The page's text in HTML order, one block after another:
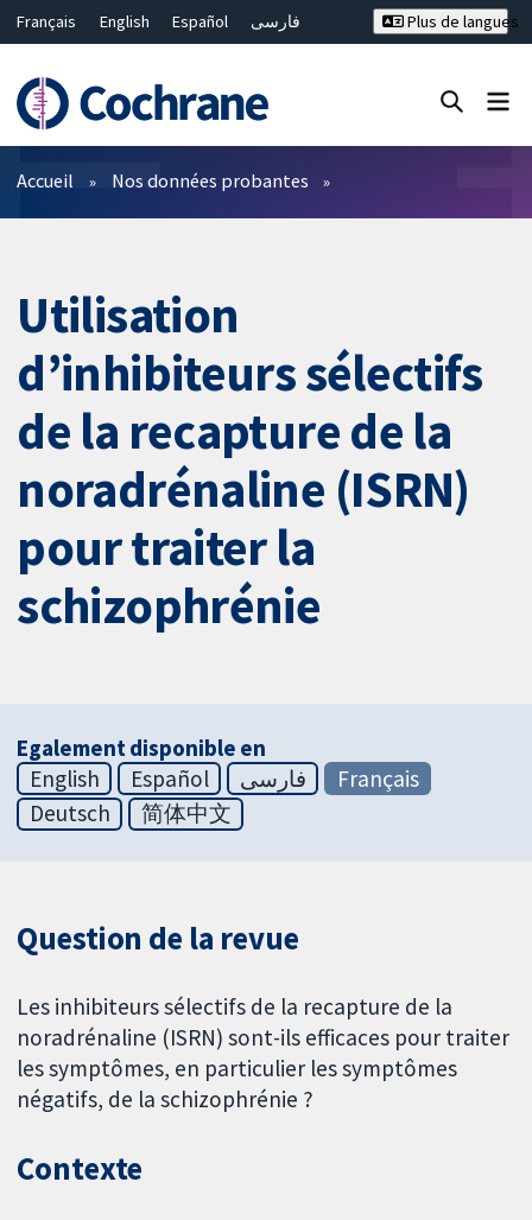
Français English Español
فارسی
Bahasa Malaysia
ไทย
繁體中文
简体中文
Plus de langues
Filtres
Accueil Nos données probantes
Utilisation
d’inhibiteurs sélectifs
de la recapture de la
noradrénaline (ISRN)
pour traiter la
schizophrénie
Egalement disponible en
English
Español فارسی
Français
Deutsch
简体中文
Question de la revue
Les inhibiteurs sélectifs de la recapture de la
noradrénaline (ISRN) sont-ils efficaces pour traiter
les symptômes, en particulier les symptômes
négatifs, de la schizophrénie ?
Contexte